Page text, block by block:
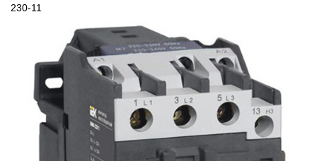
230-11